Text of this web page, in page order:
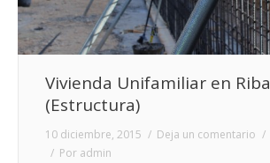
Vivienda Unifamiliar en
(Estructura)
10 diciembre, 2015 Deja un comentario
Por admin